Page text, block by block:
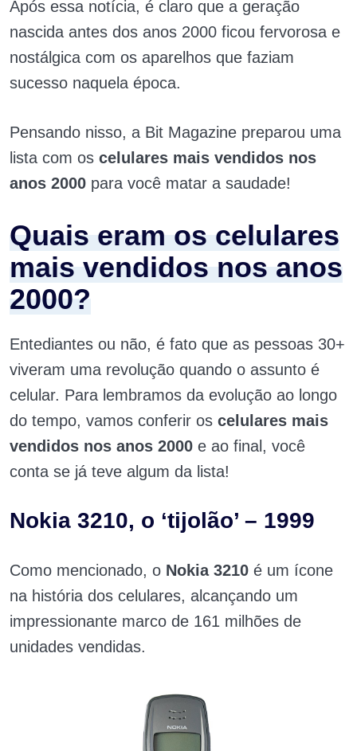
Após essa notícia, é claro que a geração
nascida antes dos anos 2000 ficou fervorosa e
nostálgica com os aparelhos que faziam
sucesso naquela época.
Pensando nisso, a Bit Magazine preparou uma
lista com os celulares mais vendidos nos
anos 2000 para você matar a saudade!
Quais eram os celulares
mais vendidos nos anos
2000?
Entediantes ou não, é fato que as pessoas 30+
viveram uma revolução quando o assunto é
celular. Para lembramos da evolução ao longo
do tempo, vamos conferir os celulares mais
vendidos nos anos 2000 e ao final, você
conta se já teve algum da lista!
Nokia 3210, o ‘tijolão’ – 1999
Como mencionado, o Nokia 3210 é um ícone
na história dos celulares, alcançando um
impressionante marco de 161 milhões de
unidades vendidas.